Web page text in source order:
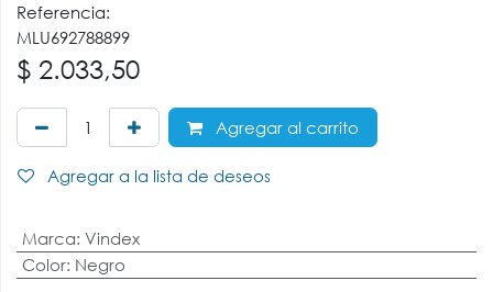
Referencia:
MLU692788899
$ 2.033,50
Agregar al carrito
Agregar a la lista de deseos
Marca: Vindex
Color: Negro